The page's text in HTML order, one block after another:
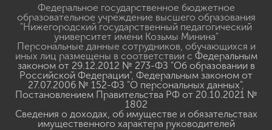
Федеральное государственное бюджетное
образовательное учреждение высшего образования
"Нижегородский государственный педагогический
университет имени Козьмы Минина"
Персональные данные сотрудников, обучающихся и
иных лиц размещены в соответствии с Федеральным
законом от 29.12.2012 № 273-ФЗ "Об образовании в
Российской Федерации", Федеральным законом от
27.07.2006 № 152-ФЗ "О персональных данных",
Постановлением Правительства РФ от 20.10.2021 №
1802
Сведения о доходах, об имуществе и обязательствах
имущественного характера руководителей